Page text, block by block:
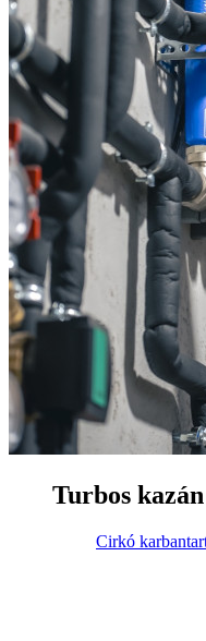
Turbos
Cirkó